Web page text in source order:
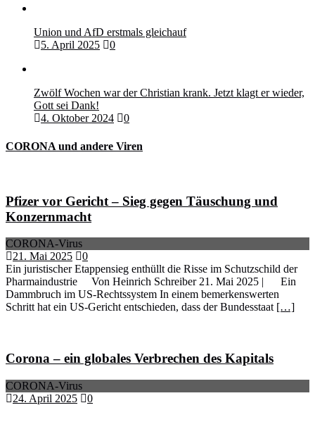
Union und AfD erstmals gleichauf
5. April 2025
0
Zwölf Wochen war der Christian krank. Jetzt klagt er wieder,
Gott sei Dank!
4. Oktober 2024
0
CORONA und andere Viren
Pfizer vor Gericht – Sieg gegen Täuschung und
Konzernmacht
CORONA-Virus
21. Mai 2025
0
Ein juristischer Etappensieg enthüllt die Risse im Schutzschild der
Pharmaindustrie Von Heinrich Schreiber 21. Mai 2025 | Ein
Dammbruch im US-Rechtssystem In einem bemerkenswerten
Schritt hat ein US-Gericht entschieden, dass der Bundesstaat […]
Corona – ein globales Verbrechen des Kapitals
CORONA-Virus
24. April 2025
0